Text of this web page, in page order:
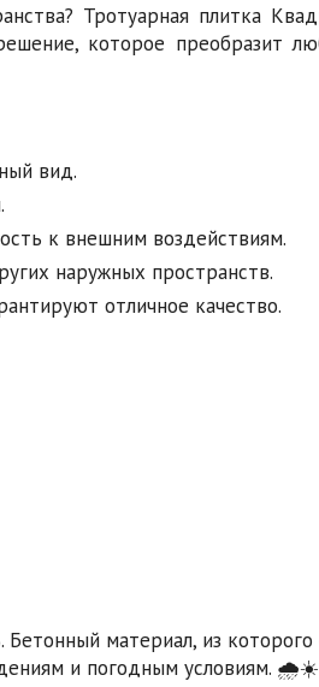
Тротуарная плитка
которое преобразит
вид.
к внешним воздействиям.
наружных пространств.
отличное качество.
материал, из которого
и погодным условиям. 🌧️☀️